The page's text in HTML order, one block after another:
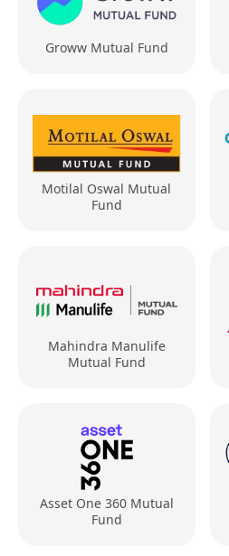
Groww Mutual Fund
Motilal Oswal Mutual
Fund
Mahindra Manulife
Mutual Fund
Asset One 360 Mutual
Fund